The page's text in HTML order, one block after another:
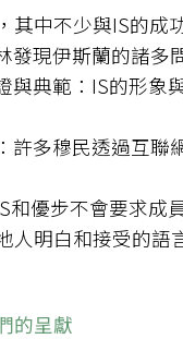
其中不少與IS的成
發現伊斯蘭的諸多
與典範：IS的形
許多穆民透過互
和優步不會要求
人明白和接受的
的呈獻